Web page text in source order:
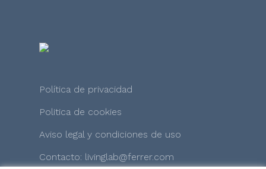
Política de privacidad
Politica de cookies
Aviso legal y condiciones de uso
Contacto: livinglab@ferrer.com